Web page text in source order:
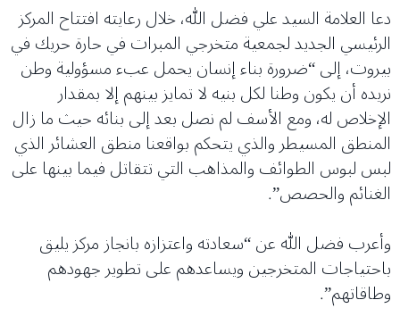
دعا العلامة السيد علي فضل الله، خلال رعايته افتتاح المركز
الرئيسي الجديد لجمعية متخرجي المبرات في حارة حريك في
بيروت، إلى “ضرورة بناء إنسان يحمل عبء مسؤولية وطن
نريده أن يكون وطنا لكل بنيه لا تمايز بينهم إلا بمقدار
الإخلاص له، ومع الأسف لم نصل بعد إلى بنائه حيث ما زال
المنطق المسيطر والذي يتحكم بواقعنا منطق العشائر الذي
لبس لبوس الطوائف والمذاهب التي تتقاتل فيما بينها على
الغنائم والحصص”.
وأعرب فضل الله عن “سعادته واعتزازه بانجاز مركز يليق
باحتياجات المتخرجين ويساعدهم على تطوير جهودهم
وطاقاتهم”.